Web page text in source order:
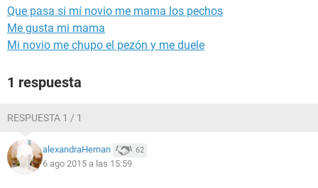
Que pasa si mí novio me mama los pechos
Me gusta mi mama
Mi novio me chupo el pezón y me duele
1 respuesta
RESPUESTA 1 / 1
alexandraHernan 62
6 ago 2015 a las 15:59